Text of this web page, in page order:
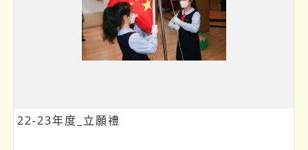
22-23年度_立願禮